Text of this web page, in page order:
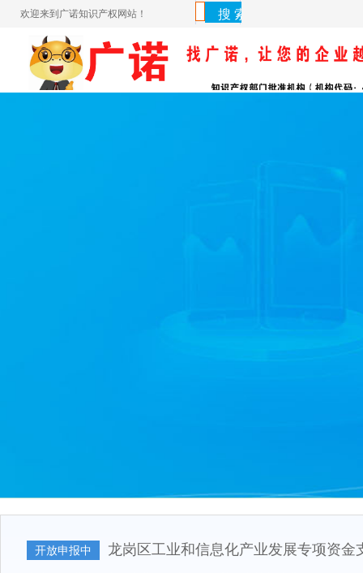
欢迎来到广诺知识产权网站！
开放申报中 龙岗区工业和信息化产业发展专项资金